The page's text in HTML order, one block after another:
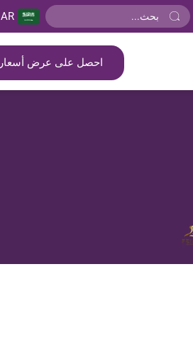
AR
احصل على عرض أسعار